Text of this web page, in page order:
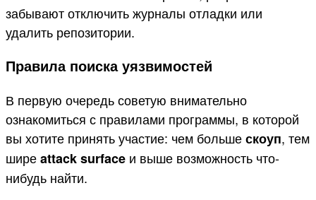
забывают отключить журналы отладки или
удалить репозитории.
Правила поиска уязвимостей
В первую очередь советую внимательно
ознакомиться с правилами программы, в которой
вы хотите принять участие: чем большескоуп, тем
ширеattack surface и выше возможность что-
нибудь найти.